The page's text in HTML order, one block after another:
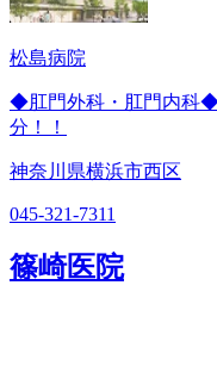
松島病院
◆肛門外科・肛門内科
分！！
神奈川県横浜市西区
045-321-7311
篠崎医院